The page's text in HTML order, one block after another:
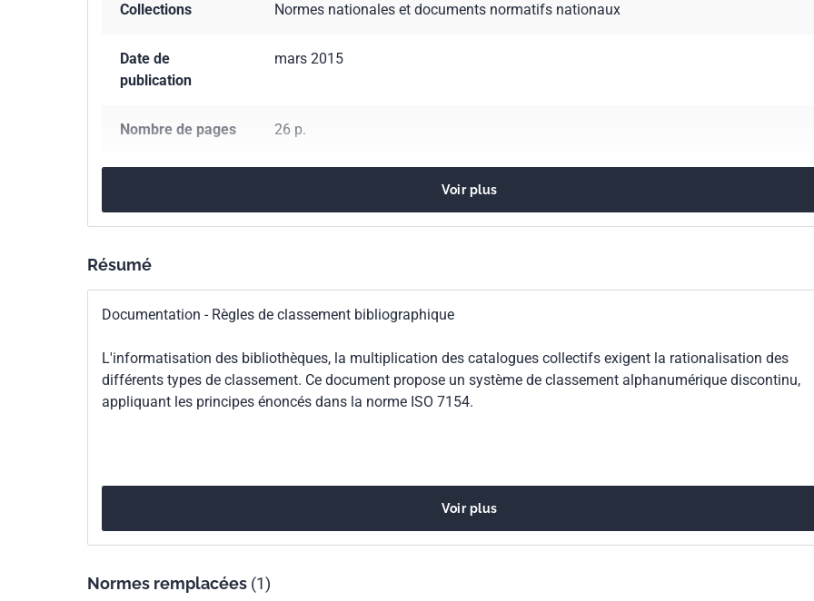
Collections Normes nationales et documents normatifs nationaux
Date de
publication
mars 2015
Nombre de pages 26 p.
Codes ICS 01.140.20Sciences de l'information
Voir plus
Résumé
Documentation - Règles de classement bibliographique
L'informatisation des bibliothèques, la multiplication des catalogues collectifs exigent la rationalisation des
différents types de classement. Ce document propose un système de classement alphanumérique discontinu,
appliquant les principes énoncés dans la norme ISO 7154.
Voir plus
Normes remplacées (1)